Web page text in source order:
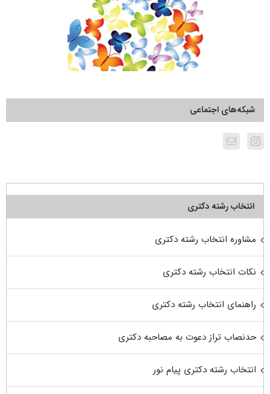
شبکه‌های اجتماعی
انتخاب رشته دکتری
مشاوره انتخاب رشته دکتری
نکات انتخاب رشته دکتری
راهنمای انتخاب رشته دکتری
حدنصاب تراز دعوت به مصاحبه دکتری
انتخاب رشته دکتری پیام نور